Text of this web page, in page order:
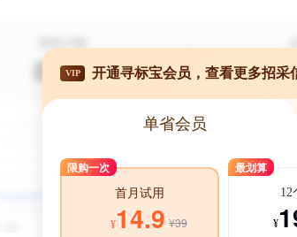
VIP 开通寻标宝会员，查看更多招采
单省会员
限购一次
首月试用
¥14.9 ¥39
最划算
12
¥